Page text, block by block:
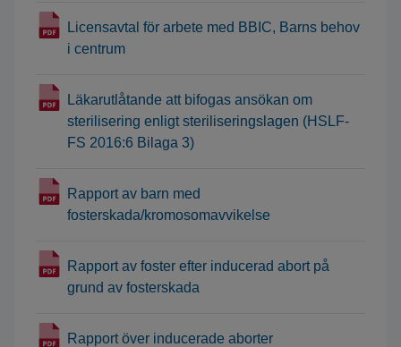
Licensavtal för arbete med BBIC, Barns behov
i centrum
Läkarutlåtande att bifogas ansökan om
sterilisering enligt steriliseringslagen (HSLF-
FS 2016:6 Bilaga 3)
Rapport av barn med
fosterskada/kromosomavvikelse
Rapport av foster efter inducerad abort på
grund av fosterskada
Rapport över inducerade aborter